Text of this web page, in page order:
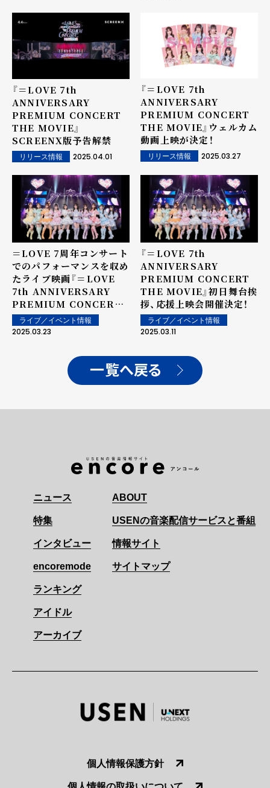
『＝LOVE 7th
ANNIVERSARY
PREMIUM CONCERT
THE MOVIE』
SCREENX版予告解禁
リリース情報 2025.04.01
『＝LOVE 7th
ANNIVERSARY
PREMIUM CONCERT
THE MOVIE』ウェルカム
動画上映が決定！
リリース情報 2025.03.27
＝LOVE 7周年コンサート
でのパフォーマンスを収め
たライブ映画『＝LOVE
7th ANNIVERSARY
PREMIUM CONCERT
THE MOVIE』の ＝
LOVEが登壇する初日舞台
ライブ／イベント情報
2025.03.23
『＝LOVE 7th
ANNIVERSARY
PREMIUM CONCERT
THE MOVIE』初日舞台挨
拶、応援上映会開催決定！
ライブ／イベント情報
2025.03.11
一覧へ戻る
ニュース
特集
インタビュー
encoremode
ランキング
アイドル
アーカイブ
ABOUT
USENの音楽配信サービスと番組
情報サイト
サイトマップ
個人情報保護方針